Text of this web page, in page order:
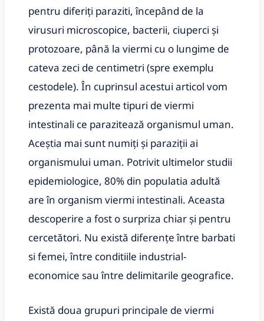
pentru diferiți paraziti, începând de la
virusuri microscopice, bacterii, ciuperci și
protozoare, până la viermi cu o lungime de
cateva zeci de centimetri (spre exemplu
cestodele). În cuprinsul acestui articol vom
prezenta mai multe tipuri de viermi
intestinali ce parazitează organismul uman.
Aceștia mai sunt numiți și paraziții ai
organismului uman. Potrivit ultimelor studii
epidemiologice, 80% din populatia adultă
are în organism viermi intestinali. Aceasta
descoperire a fost o surpriza chiar și pentru
cercetători. Nu există diferențe între barbati
si femei, între conditiile industrial-
economice sau între delimitarile geografice.
Există doua grupuri principale de viermi